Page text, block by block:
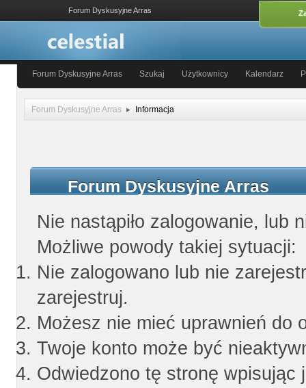
Forum Dyskusyjne Arras
Forum Dyskusyjne Arras Szukaj Użytkownicy Kalendarz
Forum Dyskusyjne Arras Informacja
Forum Dyskusyjne Arras
Nie nastąpiło zalogowanie, lub
Możliwe powody takiej sytuacji:
Nie zalogowano lub nie
zarejestruj.
Możesz nie mieć uprawnień do
Twoje konto może być
Odwiedzono tę stronę wpisując